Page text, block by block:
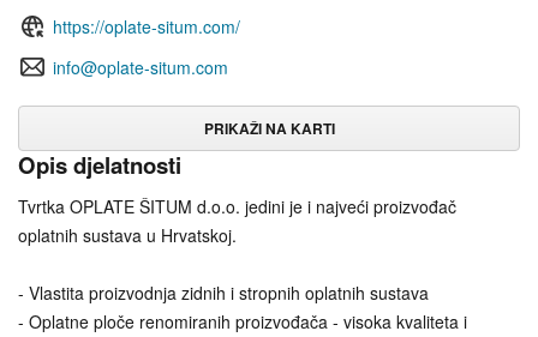
https://oplate-situm.com/
info@oplate-situm.com
PRIKAŽI NA KARTI
Opis djelatnosti
Tvrtka OPLATE ŠITUM d.o.o. jedini je i najveći proizvođač
oplatnih sustava u Hrvatskoj.
- Vlastita proizvodnja zidnih i stropnih oplatnih sustava
- Oplatne ploče renomiranih proizvođača - visoka kvaliteta i